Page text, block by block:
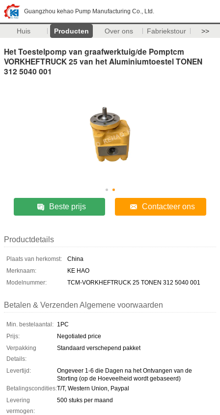
Guangzhou kehao Pump Manufacturing Co., Ltd.
Huis Producten Over ons Fabriekstour >>
Het Toestelpomp van graafwerktuig/de Pomptcm
VORKHEFTRUCK 25 van het Aluminiumtoestel TONEN
312 5040 001
Beste prijs Contacteer ons
Productdetails
Plaats van herkomst:
China
Merknaam:
KE HAO
Modelnummer:
TCM-VORKHEFTRUCK 25 TONEN 312 5040 001
Betalen & Verzenden Algemene voorwaarden
Min. bestelaantal: 1PC
Prijs:
Negotiated price
Verpakking
Details:
Standaard verschepend pakket
Levertijd:
Ongeveer 1-6 die Dagen na het Ontvangen van de
Storting (op de Hoeveelheid wordt gebaseerd)
Betalingscondities:T/T, Western Union, Paypal
Levering
vermogen:
500 stuks per maand